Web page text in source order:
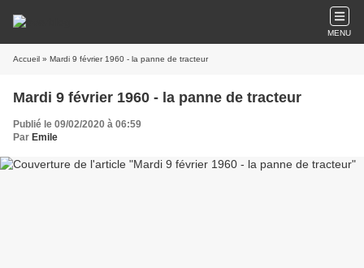
MENU
Accueil » Mardi 9 février 1960 - la panne de tracteur
Mardi 9 février 1960 - la panne de tracteur
Publié le 09/02/2020 à 06:59
Par Emile